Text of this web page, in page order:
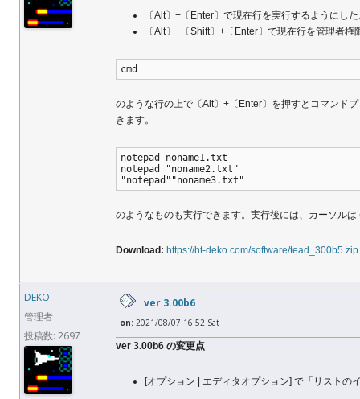
〔Alt〕+〔Enter〕で現在行を実行するようにし
〔Alt〕+〔Shift〕+〔Enter〕で現在行を管理者
cmd
のような行の上で〔Alt〕+〔Enter〕を押すとコマンド
きます。
notepad noname1.txt
notepad "noname2.txt"
"notepad""noname3.txt"
のようなものも実行できます。実行後には、カーソル
Download: https://ht-deko.com/software/tead_300b5.zip
DEKO
管理者
投稿数: 2697
ver 3.00b6
on: 2021/08/07 16:52 Sat
ver 3.00b6 の変更点
[オプション | エディタオプション] で「リスト